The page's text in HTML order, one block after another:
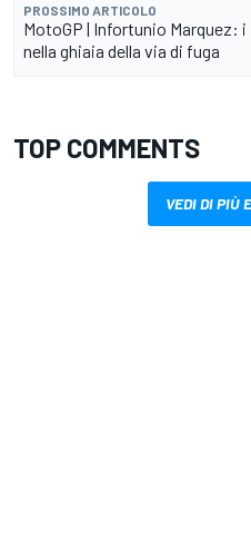
PROSSIMO ARTICOLO
MotoGP | Infortunio Marquez:
nella ghiaia della via di fuga
TOP COMMENTS
VEDI DI PIÙ